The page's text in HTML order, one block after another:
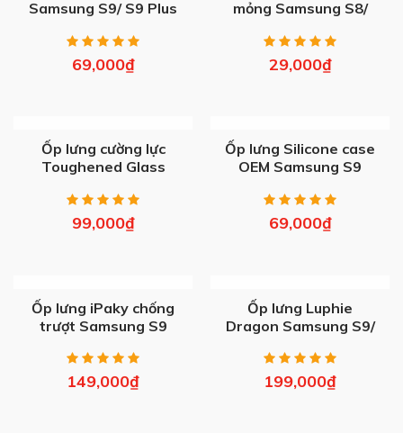
Samsung S9/ S9 Plus
69,000₫
mỏng Samsung S8/
29,000₫
OUT OF STOCK
Ốp lưng cường lực
Toughened Glass
99,000₫
OUT OF STOCK
Ốp lưng Silicone case
OEM Samsung S9
69,000₫
OUT OF STOCK
Ốp lưng iPaky chống
trượt Samsung S9
149,000₫
OUT OF STOCK
Ốp lưng Luphie
Dragon Samsung S9/
199,000₫